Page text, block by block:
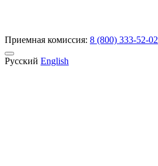
Приемная комиссия: 8 (800) 333-52-02
Русский English